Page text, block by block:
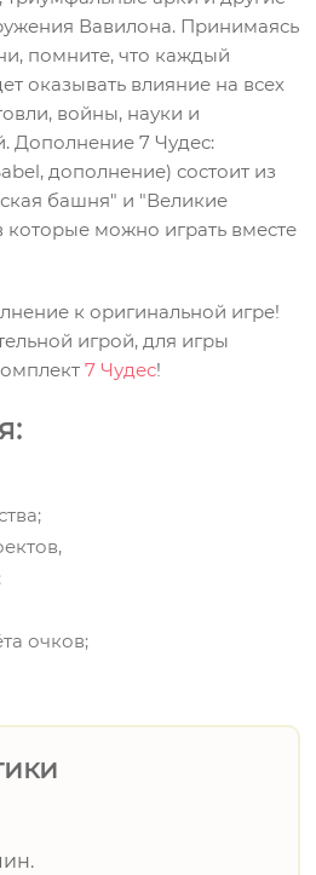
Вавилона. Принимаясь
помните, что каждый
оказывать влияние на всех
войны, науки и
Дополнение 7 Чудес:
дополнение) состоит из
башня" и "Великие
можно играть вместе
к оригинальной игре!
игрой, для игры
7 Чудес!
очков;